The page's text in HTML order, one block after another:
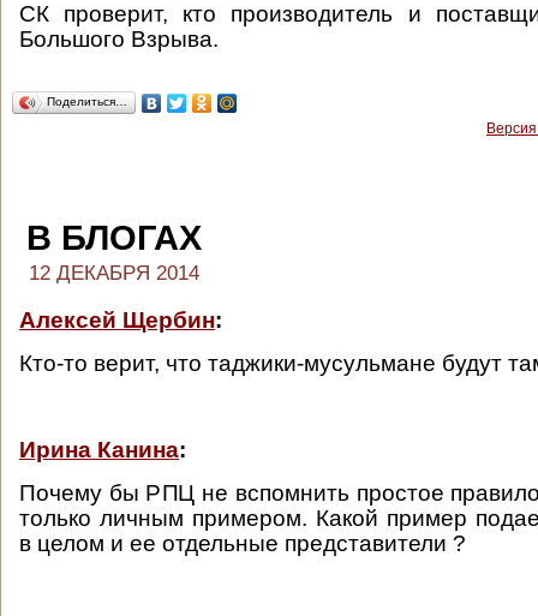
СК проверит, кто производитель и
Большого Взрыва.
Поделиться…
В БЛОГАХ
12 ДЕКАБРЯ 2014
Алексей Щербин:
Кто-то верит, что таджики-мусульмане будут
Ирина Канина:
Почему бы РПЦ не вспомнить простое
только личным примером. Какой пример
в целом и ее отдельные представители ?